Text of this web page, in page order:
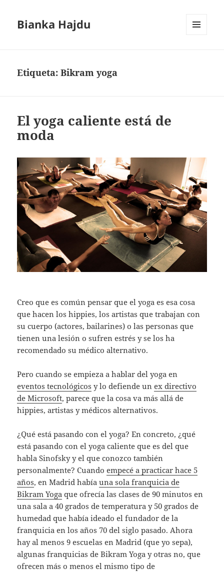
Bianka Hajdu
Etiqueta:Bikram yoga
El yoga caliente está de
moda
Creo que es común pensar que el yoga es esa cosa
que hacen los hippies, los artistas que trabajan con
su cuerpo (actores, bailarines) o las personas que
tienen una lesión o sufren estrés y se los ha
recomendado su médico alternativo.
Pero cuando se empieza a hablar del yoga en
eventos tecnológicos y lo defiende unex directivo
de Microsoft, parece que la cosa va más allá de
hippies, artistas y médicos alternativos.
¿Qué está pasando con el yoga? En concreto, ¿qué
está pasando con el yoga caliente que es del que
habla Sinofsky y el que conozco también
personalmente? Cuandoempecé a practicar hace 5
años, en Madrid habíauna sola franquicia de
Bikram Yoga que ofrecía las clases de 90 minutos en
una sala a 40 grados de temperatura y 50 grados de
humedad que había ideado el fundador de la
franquicia en los años 70 del siglo pasado. Ahora
hay al menos 9 escuelas en Madrid (que yo sepa),
algunas franquicias de Bikram Yoga y otras no, que
ofrecen más o menos el mismo tipo de